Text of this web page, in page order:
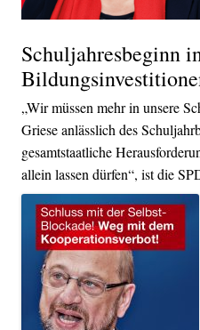
Schuljahresbeginn
„Wir müssen mehr in unsere
Griese anlässlich des
gesamtstaatliche
allein lassen dürfen“, ist die